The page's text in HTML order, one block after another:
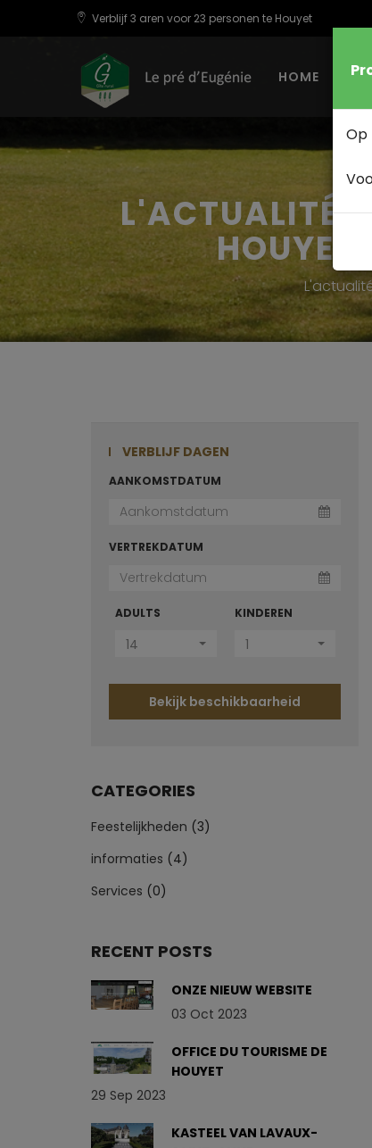
Verblijf 3 aren voor 23 personen te Houyet
HOME
L'ACTUALITÉ
VERBLIJF DAGEN
AANKOMSTDATUM
VERTREKDATUM
ADULTS
14
KINDEREN
1
Bekijk beschikbaarheid
CATEGORIES
Feestelijkheden (3)
informaties (4)
Services (0)
RECENT POSTS
ONZE NIEUW WEBSITE
03 Oct 2023
OFFICE DU TOURISME DE
HOUYET
29 Sep 2023
KASTEEL VAN LAVAUX-
Op